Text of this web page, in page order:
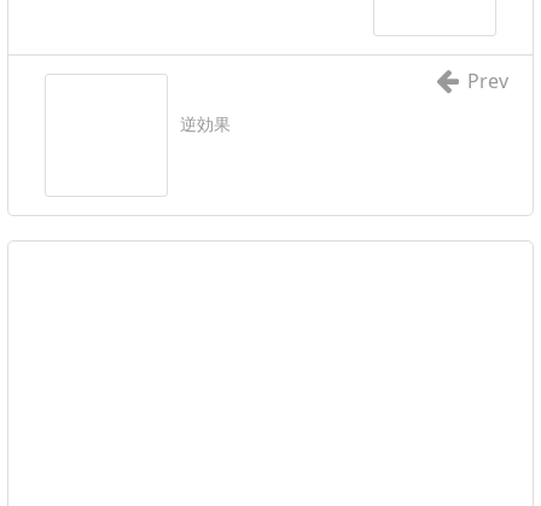
逆効果
Prev